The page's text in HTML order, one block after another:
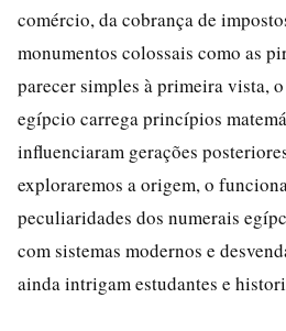
comércio, da cobrança de
monumentos colossais como as
parecer simples à primeira vista,
egípcio carrega princípios
influenciaram gerações
exploraremos a origem, o
peculiaridades dos numerais
com sistemas modernos e
ainda intrigam estudantes e